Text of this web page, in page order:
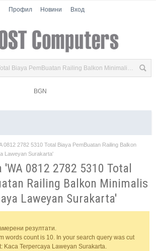
Профил Новини Вход
BGN
0812 2782 5310 Total Biaya PemBuatan Railing Balkon
Laweyan Surakarta'
'WA 0812 2782 5310 Total
Railing Balkon Minimalis
Laweyan Surakarta'
резултати.
words count is 10. In your search query was cut
Kaca Terpercaya Laweyan Surakarta.